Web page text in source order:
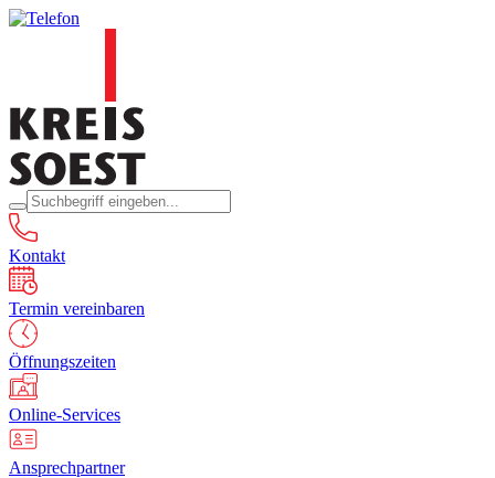
Kontakt
Termin vereinbaren
Öffnungszeiten
Online-Services
Ansprechpartner